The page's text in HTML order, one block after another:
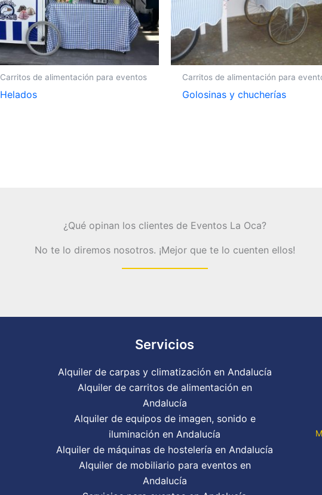
Carritos de alimentación para eventos
Helados
Carritos de alimentación para
Golosinas y chucherías
¿Qué opinan los clientes de Eventos La Oca?
No te lo diremos nosotros. ¡Mejor que te lo cuenten ellos!
Servicios
Alquiler de carpas y climatización en Andalucía
Alquiler de carritos de alimentación en
Andalucía
Alquiler de equipos de imagen, sonido e
iluminación en Andalucía
Alquiler de máquinas de hostelería en Andalucía
Alquiler de mobiliario para eventos en
Andalucía